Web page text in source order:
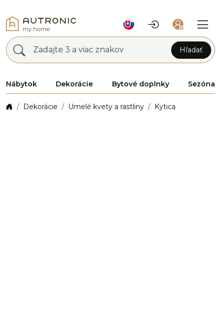
Zadajte 3 a viac znakov Hľadať
Nábytok Dekorácie Bytové doplnky Sezóna
Dekorácie Umelé kvety a rastliny Kytica